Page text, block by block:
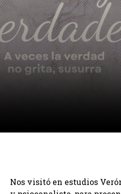
Nos visitó en estudios